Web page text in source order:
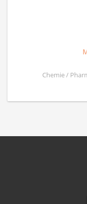
Chemie /